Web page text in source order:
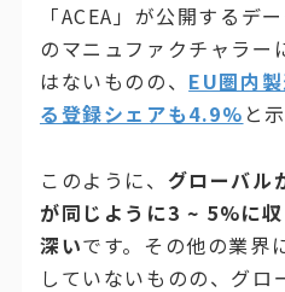
「ACEA」が公開するデ
のマニュファクチャラー
はないものの、 EU圏内
る登録シェアも4.9% と
このように、 グローバル
が同じように3 ~ 5%に
深いです。その他の業界
していないものの、グロ